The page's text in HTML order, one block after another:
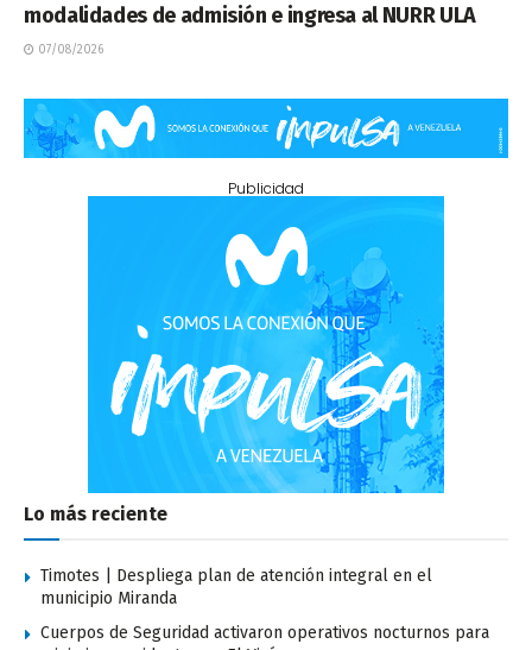
modalidades de admisión e ingresa al NURR ULA
07/08/2026
Publicidad
Lo más reciente
Timotes | Despliega plan de atención integral en el
municipio Miranda
Cuerpos de Seguridad activaron operativos nocturnos para